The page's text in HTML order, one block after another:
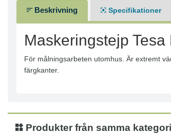
Beskrivning Specifikationer
Maskeringstejp
För målningsarbeten utomhus. Är extremt
färgkanter.
Produkter från samma kategori